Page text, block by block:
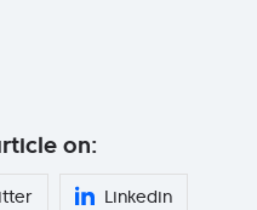
on:
Linkedin